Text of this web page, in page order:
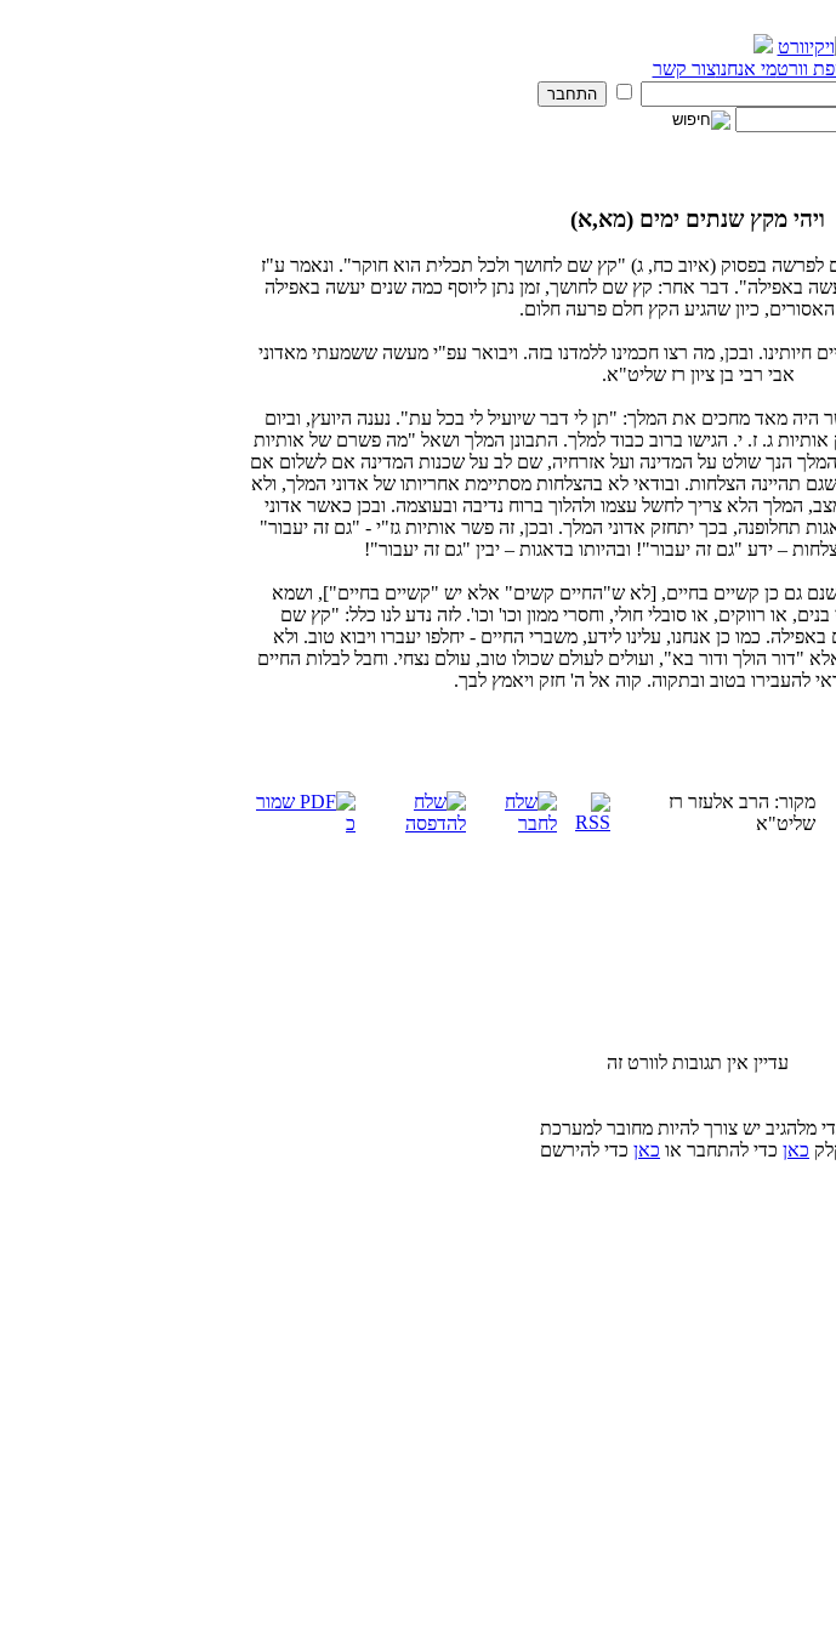
וורטמי אנחנוצור קשר
ויהי מקץ שנתים ימים (מא,א)
לפרשה בפסוק (איוב כח, ג) "קץ שם לחושך ולכל תכלית הוא חוקר". ונאמר ע"ז
באפילה". דבר אחר: קץ שם לחושך, זמן נתן ליוסף כמה שנים יעשה באפילה
כיון שהגיע הקץ חלם פרעה חלום.
חיותינו. ובכן, מה רצו חכמינו ללמדנו בזה. ויבואר עפ"י מעשה ששמעתי מאדוני
אבי רבי בן ציון רז שליט"א.
מאד מחכים את המלך: "תן לי דבר שיועיל לי בכל עת". נענה היועץ, וביום
ג. ז. י. הגישו ברוב כבוד למלך. התבונן המלך ושאל "מה פשרם של אותיות
המלך הנך שולט על המדינה ועל אזרחיה, שם לב על שכנות המדינה אם לשלום אם
תהיינה הצלחות. ובודאי לא בהצלחות מסתיימת אחריותו של אדוני המלך, ולא
המלך הלא צריך לחשל עצמו ולהלוך ברוח נדיבה ובעוצמה. ובכן כאשר אדוני
תחלופנה, בכך יתחזק אדוני המלך. ובכן, זה פשר אותיות גז"י - "גם זה יעבור"
– ידע "גם זה יעבור"! ובהיותו בדאגות – יבין "גם זה יעבור"!
גם כן קשיים בחיים, [לא ש"החיים קשים" אלא יש "קשיים בחיים"], ושמא
או רווקים, או סובלי חולי, וחסרי ממון וכו' וכו'. לזה נדע לנו כלל: "קץ שם
כמו כן אנחנו, עלינו לידע, משברי החיים - יחלפו יעברו ויבוא טוב. ולא
"דור הולך ודור בא", ועולים לעולם שכולו טוב, עולם נצחי. וחבל לבלות החיים
להעבירו בטוב ובתקוה. קוה אל ה' חזק ויאמץ לבך.
מקור: הרב אלעזר רז
שליט"א
עדיין אין תגובות לוורט זה
מלהגיב יש צורך להיות מחובר למערכת
כאן כדי להתחבר או כאן כדי להירשם